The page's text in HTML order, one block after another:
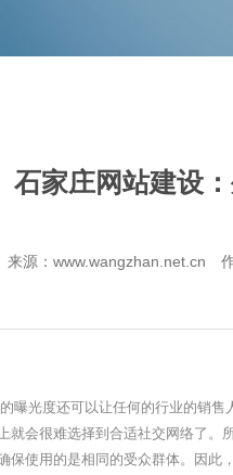
石家庄网站建设
来源：www.wangzhan.net.cn
光度还可以让任何的行业的销
就会很难选择到合适社交网络了
保使用的是相同的受众群体。因